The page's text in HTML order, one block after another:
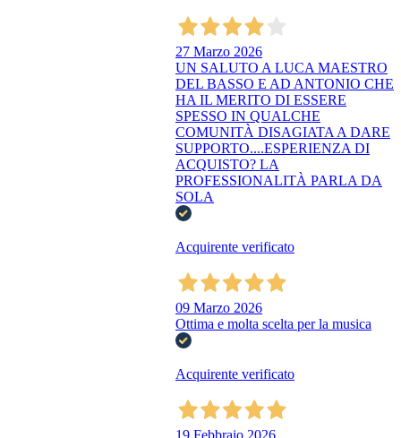
27 Marzo 2026
UN SALUTO A LUCA MAESTRO
DEL BASSO E AD ANTONIO CHE
HA IL MERITO DI ESSERE
SPESSO IN QUALCHE
COMUNITÀ DISAGIATA A DARE
SUPPORTO....ESPERIENZA DI
ACQUISTO? LA
PROFESSIONALITÀ PARLA DA
SOLA
Acquirente verificato
09 Marzo 2026
Ottima e molta scelta per la musica
Acquirente verificato